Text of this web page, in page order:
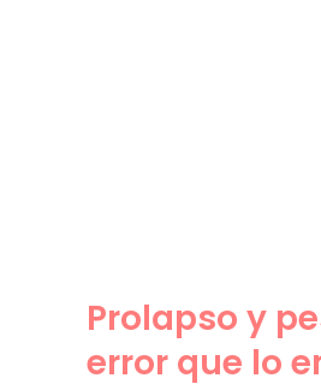
Prolapso y
error que lo